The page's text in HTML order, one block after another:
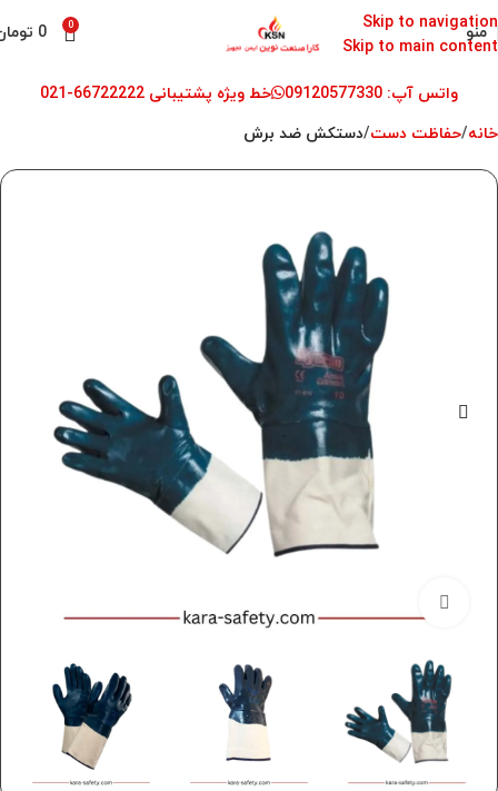
Skip to navigation
Skip to main content
منو 0
0
واتس آپ: 09120577330
خط ویژه پشتیبانی 66722222-021
خانه حفاظت دست دستکش ضد برش